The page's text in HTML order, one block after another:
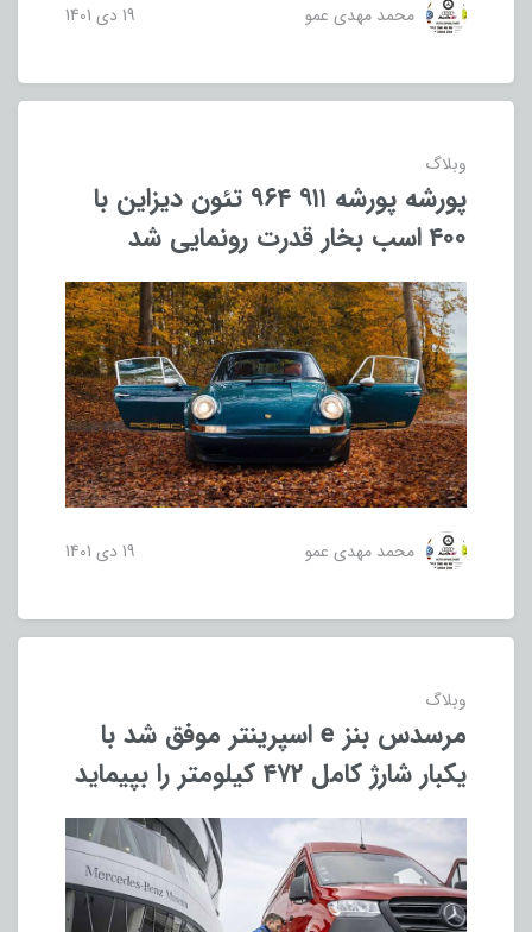
محمد مهدی عمو 19 دی 1401
وبلاگ
پورشه پورشه ۹۱۱ ۹۶۴ تئون دیزاین با
۴۰۰ اسب بخار قدرت رونمایی شد
محمد مهدی عمو 19 دی 1401
وبلاگ
مرسدس بنز e اسپرینتر موفق شد با
یکبار شارژ کامل ۴۷۲ کیلومتر را بپیماید